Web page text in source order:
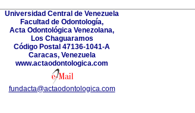
Universidad Central de Venezuela
Facultad de Odontología,
Acta Odontológica Venezolana,
Los Chaguaramos
Código Postal 47136-1041-A
Caracas, Venezuela
www.actaodontologica.com
fundacta@actaodontologica.com